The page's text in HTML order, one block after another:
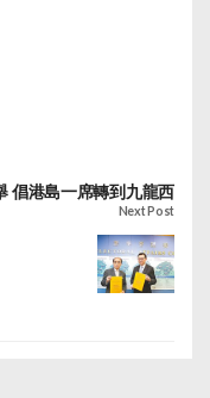
倡港島一席轉到九龍西
Next Post